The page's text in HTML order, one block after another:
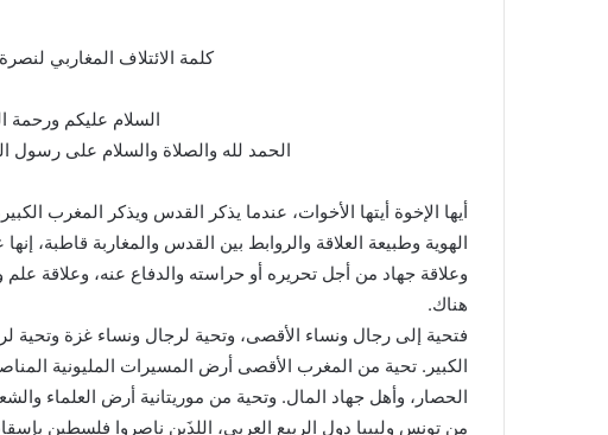
كلمة الائتلاف المغاربي
السلام عليكم ورحمة
الحمد لله والصلاة والسلام على رسول
أيها الإخوة أيتها الأخوات، عندما يذكر القدس ويذكر المغرب
الهوية وطبيعة العلاقة والروابط بين القدس والمغاربة قاطبة،
وعلاقة جهاد من أجل تحريره أو حراسته والدفاع عنه، وعلاقة علم
هناك.
فتحية إلى رجال ونساء الأقصى، وتحية لرجال ونساء غزة
الكبير. تحية من المغرب الأقصى أرض المسيرات المليونية
الحصار، وأهل جهاد المال. وتحية من موريتانية أرض العلماء
من تونس وليبيا دول الربيع العربي، اللذَين ناصروا فلسطين